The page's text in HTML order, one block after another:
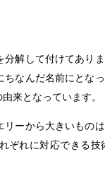
解して付けてあり
なんだ名前にとな
来となっています。
ーから大きいもの
ぞれに対応できる